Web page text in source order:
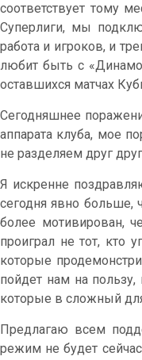
соответствует тому
Суперлиги, мы
работа и игроков, и
любит быть с
оставшихся матчах
Сегодняшнее
аппарата клуба, мое
не разделяем друг
Я искренне
сегодня явно
более мотивирован,
проиграл не тот, кто
которые
пойдет нам на
которые в сложный
Предлагаю всем
режим не будет